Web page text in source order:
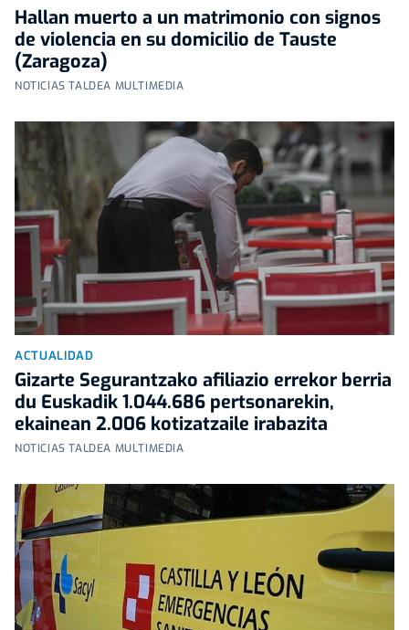
Hallan muerto a un matrimonio con signos
de violencia en su domicilio de Tauste
(Zaragoza)
NOTICIAS TALDEA MULTIMEDIA
ACTUALIDAD
Gizarte Segurantzako afiliazio errekor berria
du Euskadik 1.044.686 pertsonarekin,
ekainean 2.006 kotizatzaile irabazita
NOTICIAS TALDEA MULTIMEDIA